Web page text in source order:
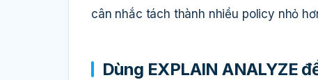
cân nhắc tách thành nhiều policy nhỏ
Dùng EXPLAIN ANALYZE